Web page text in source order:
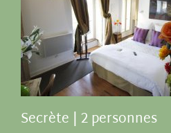
Secrète | 2 personnes